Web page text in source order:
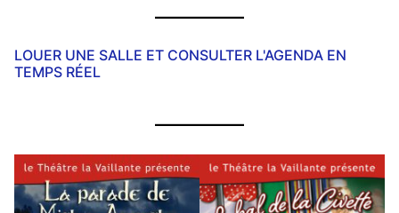
LOUER UNE SALLE ET CONSULTER L'AGENDA EN
TEMPS RÉEL